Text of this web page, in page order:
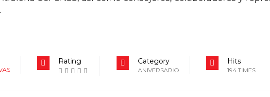
Rating Category
ANIVERSARIO
Hits
194 TIMES